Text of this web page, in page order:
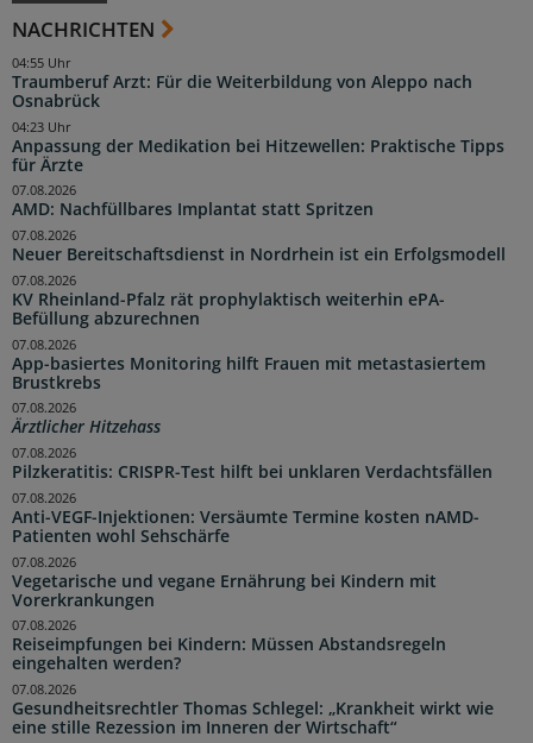
NACHRICHTEN
Traumberuf Arzt: Für die Weiterbildung von Aleppo nach
Osnabrück
04:55 Uhr
Anpassung der Medikation bei Hitzewellen: Praktische Tipps
für Ärzte
04:23 Uhr
AMD: Nachfüllbares Implantat statt Spritzen
07.08.2026
Neuer Bereitschaftsdienst in Nordrhein ist ein Erfolgsmodell
07.08.2026
KV Rheinland-Pfalz rät prophylaktisch weiterhin ePA-
Befüllung abzurechnen
07.08.2026
App-basiertes Monitoring hilft Frauen mit metastasiertem
Brustkrebs
07.08.2026
Ärztlicher Hitzehass
07.08.2026
Pilzkeratitis: CRISPR-Test hilft bei unklaren Verdachtsfällen
07.08.2026
Anti-VEGF-Injektionen: Versäumte Termine kosten nAMD-
Patienten wohl Sehschärfe
07.08.2026
Vegetarische und vegane Ernährung bei Kindern mit
Vorerkrankungen
07.08.2026
Reiseimpfungen bei Kindern: Müssen Abstandsregeln
eingehalten werden?
07.08.2026
Gesundheitsrechtler Thomas Schlegel: „Krankheit wirkt wie
eine stille Rezession im Inneren der Wirtschaft“
07.08.2026